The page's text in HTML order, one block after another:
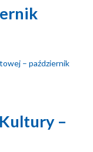
– październik
–